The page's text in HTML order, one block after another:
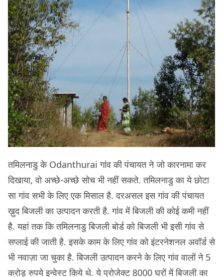
तमिलनाडु के Odanthurai गांव की पंचायत ने जो कारनामा कर
दिखाया, वो अच्छे-अच्छे सोच भी नहीं सकते. तमिलनाडु का ये छोटा
सा गांव सभी के लिए एक मिसाल है. दरअसल इस गांव की पंचायत
ख़ुद बिजली का उत्पादन करती है. गांव में बिजली की कोई कमी नहीं
है. यहां तक कि तमिलनाडु बिजली बोर्ड को बिजली भी इसी गांव से
सप्लाई की जाती है. इसके काम के लिए गांव को इंटरनेशनल अवॉर्ड से
भी नवाज़ा जा चुका है. बिजली उत्पादन करने के लिए गांव वालों ने 5
करोड़ रुपये इन्वेस्ट किये थे. ये प्रोजेक्ट 8000 घरों में बिजली का